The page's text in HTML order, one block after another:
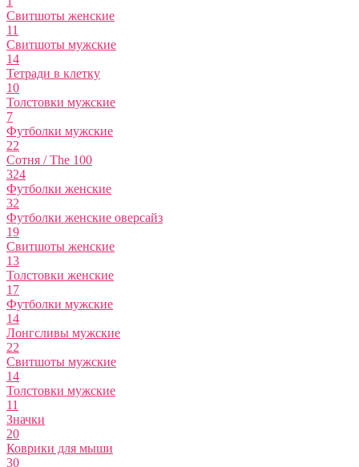
Свитшоты женские
11
Свитшоты мужские
14
Тетради в клетку
10
Толстовки мужские
7
Футболки мужские
22
Сотня / The 100
324
Футболки женские
32
Футболки женские оверсайз
19
Свитшоты женские
13
Толстовки женские
17
Футболки мужские
14
Лонгсливы мужские
22
Свитшоты мужские
14
Толстовки мужские
11
Значки
20
Коврики для мыши
30